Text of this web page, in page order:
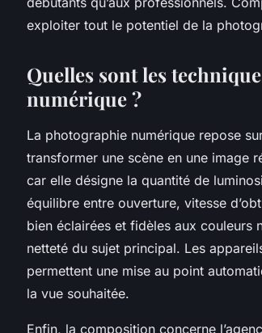
exploiter tout le potentiel de la
Quelles sont les
numérique ?
La photographie numérique repose
transformer une scène en une image
car elle désigne la quantité de
équilibre entre ouverture, vitesse
bien éclairées et fidèles aux couleurs
netteté du sujet principal. Les
permettent une mise au point
la vue souhaitée.
Enfin, la composition concerne